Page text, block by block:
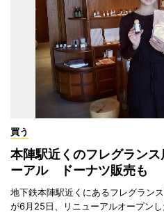
買う
本陣駅近くのフレグラン
ーアル ドーナツ販売も
地下鉄本陣駅近くにあるフレグラン
が6月25日、リニューアルオープンし